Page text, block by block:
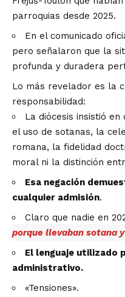
parroquias desde 2025.
En el comunicado
pero señalaron que la
profunda y duradera
Lo más revelador es la
responsabilidad:
La diócesis insistió
el uso de sotanas, la
romana, la fidelidad
moral ni la distinción
Esa negación
cualquier admisión.
Claro que nadie en
porque llevaban sotana
El lenguaje utilizado
administrativo.
«Tensiones».